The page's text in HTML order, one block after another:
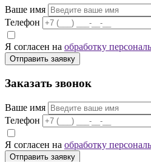
Ваше имя
Телефон
Я согласен на обработку
Отправить заявку
Заказать звонок
Ваше имя
Телефон
Я согласен на обработку
Отправить заявку